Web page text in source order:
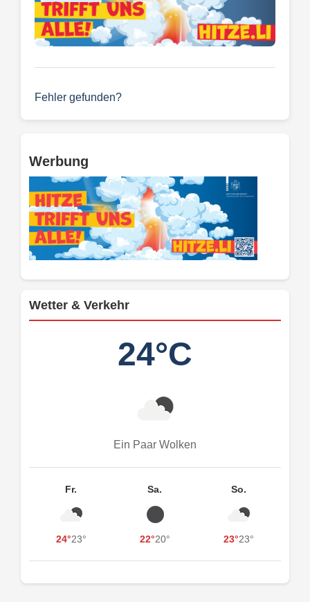
Fehler gefunden?
Werbung
Wetter & Verkehr
24°C
Ein Paar Wolken
Fr.
24°23°
Sa.
22°20°
So.
23°23°